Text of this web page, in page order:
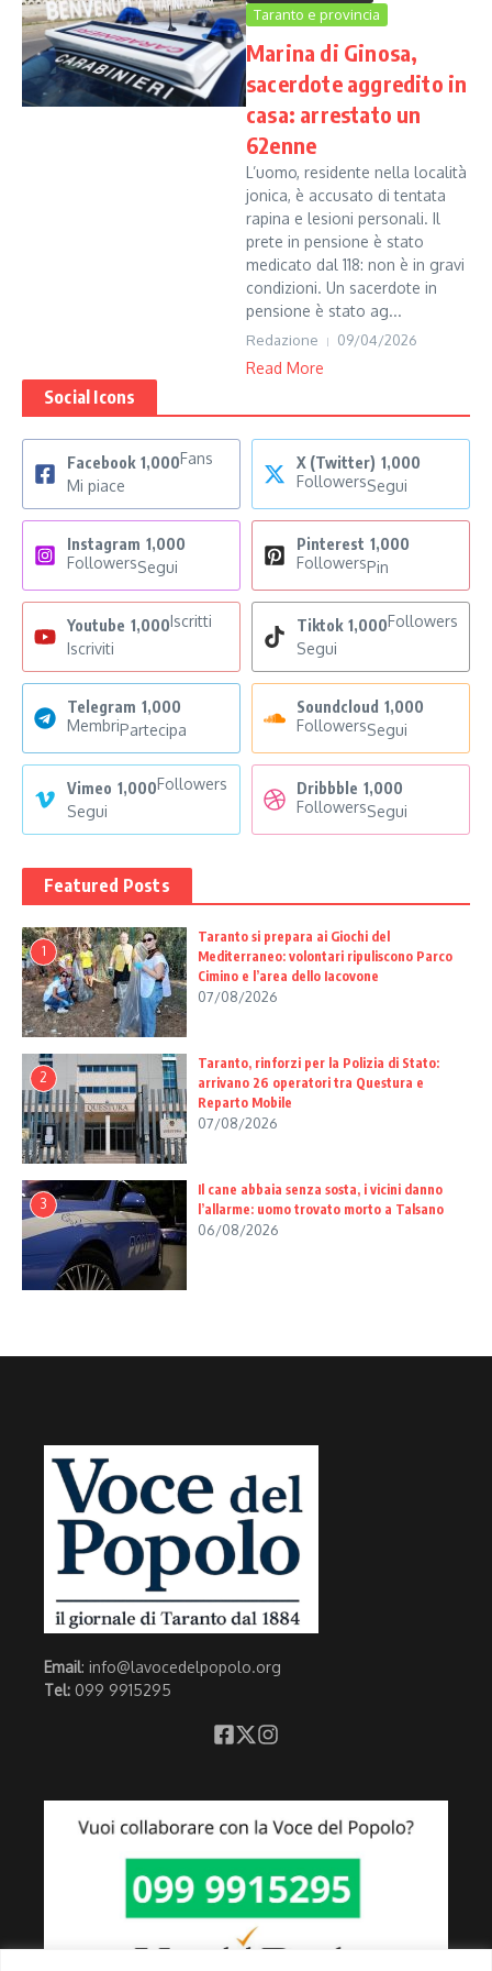
Taranto e provincia
Marina di Ginosa,
sacerdote aggredito in
casa: arrestato un
62enne
L’uomo, residente nella località
jonica, è accusato di tentata
rapina e lesioni personali. Il
prete in pensione è stato
medicato dal 118: non è in gravi
condizioni. Un sacerdote in
pensione è stato ag...
Redazione 09/04/2026
Read More
Social Icons
Facebook 1,000Fans
Mi piace
X (Twitter) 1,000
FollowersSegui
Instagram 1,000
FollowersSegui
Pinterest 1,000
FollowersPin
Youtube 1,000Iscritti
Iscriviti
Tiktok 1,000Followers
Segui
Telegram 1,000
MembriPartecipa
Soundcloud 1,000
FollowersSegui
Vimeo 1,000Followers
Segui
Dribbble 1,000
FollowersSegui
Featured Posts
1
Taranto si prepara ai Giochi del
Mediterraneo: volontari ripuliscono Parco
Cimino e l’area dello Iacovone
07/08/2026
2
Taranto, rinforzi per la Polizia di Stato:
arrivano 26 operatori tra Questura e
Reparto Mobile
07/08/2026
3
Il cane abbaia senza sosta, i vicini danno
l’allarme: uomo trovato morto a Talsano
06/08/2026
Email: info@lavocedelpopolo.org
Tel: 099 9915295